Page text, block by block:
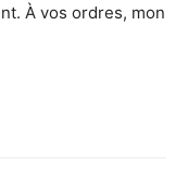
À vos ordres, mon